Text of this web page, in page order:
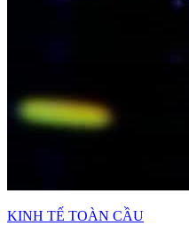
KINH TẾ TOÀN CẦU